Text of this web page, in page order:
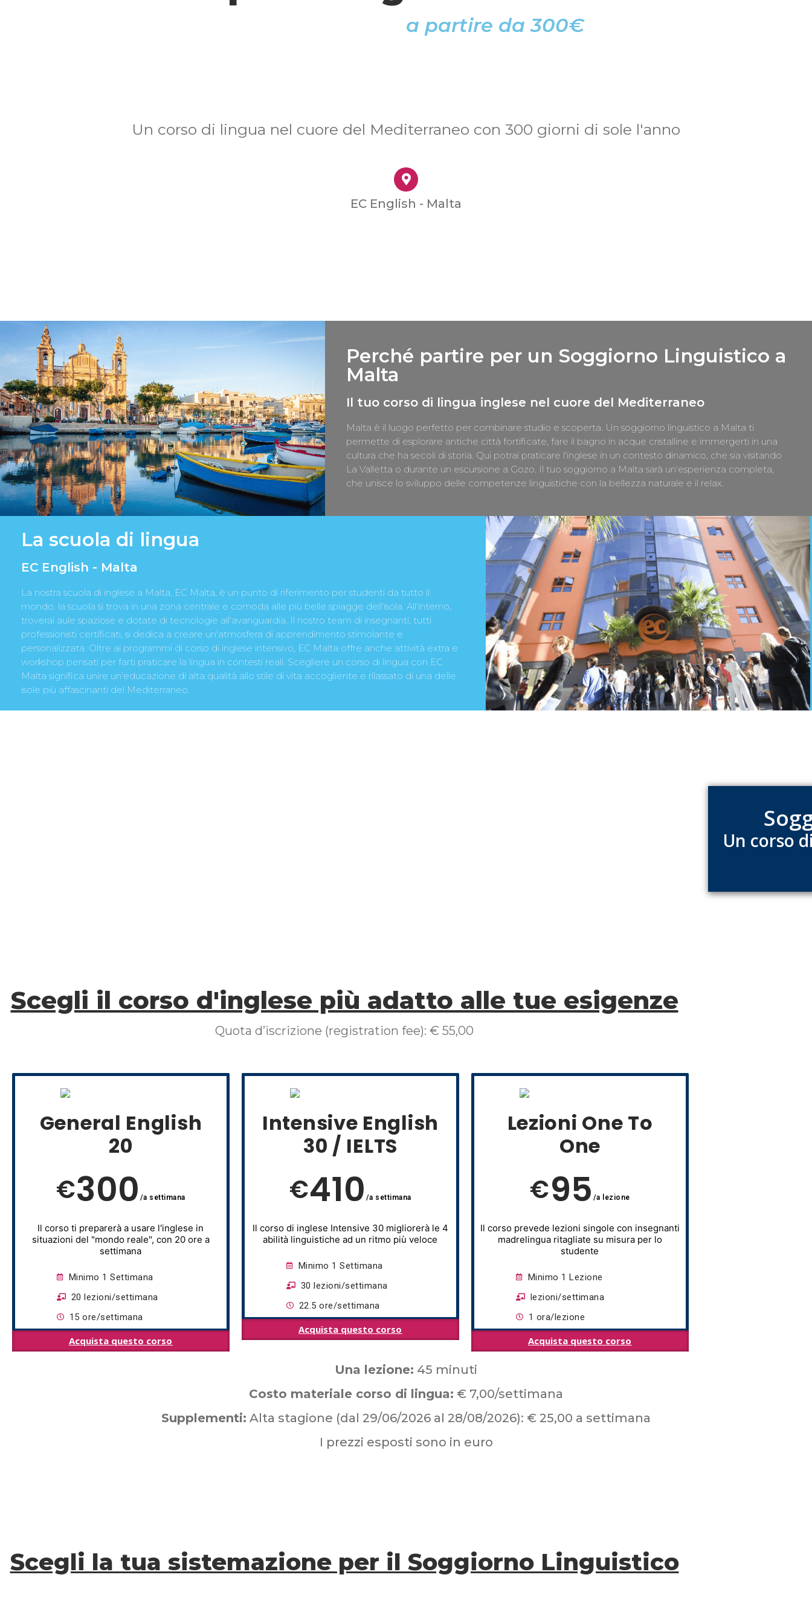
a partire da 300€
Un corso di lingua nel cuore del Mediterraneo con 300 giorni di sole l'anno
EC English - Malta
Perché partire per un Soggiorno Linguistico a
Malta
Il tuo corso di lingua inglese nel cuore del Mediterraneo
Malta è il luogo perfetto per combinare studio e scoperta. Un soggiorno linguistico a Malta ti
permette di esplorare antiche città fortificate, fare il bagno in acque cristalline e immergerti in una
cultura che ha secoli di storia. Qui potrai praticare l'inglese in un contesto dinamico, che sia visitando
La Valletta o durante un escursione a Gozo. Il tuo soggiorno a Malta sarà un'esperienza completa,
che unisce lo sviluppo delle competenze linguistiche con la bellezza naturale e il relax.
La scuola di lingua
EC English - Malta
La nostra scuola di inglese a Malta, EC Malta, è un punto di riferimento per studenti da tutto il
mondo. la scuola si trova in una zona centrale e comoda alle più belle spiagge dell'isola. All'interno,
troverai aule spaziose e dotate di tecnologie all'avanguardia. Il nostro team di insegnanti, tutti
professionisti certificati, si dedica a creare un'atmosfera di apprendimento stimolante e
personalizzata. Oltre ai programmi di corso di inglese intensivo, EC Malta offre anche attività extra e
workshop pensati per farti praticare la lingua in contesti reali. Scegliere un corso di lingua con EC
Malta significa unire un'educazione di alta qualità allo stile di vita accogliente e rilassato di una delle
isole più affascinanti del Mediterraneo.
Un corso
Scegli il corso d'inglese più adatto alle tue esigenze
Quota d’iscrizione (registration fee): € 55,00
General English
20
€300 /a settimana
Il corso ti preparerà a usare l'inglese in
situazioni del "mondo reale", con 20 ore a
settimana
Minimo 1 Settimana
20 lezioni/settimana
15 ore/settimana
Acquista questo corso
Intensive English
30 / IELTS
€410 /a settimana
Il corso di inglese Intensive 30 migliorerà le 4
abilità linguistiche ad un ritmo più veloce
Minimo 1 Settimana
30 lezioni/settimana
22.5 ore/settimana
Acquista questo corso
Lezioni One To
One
€95 /a lezione
Il corso prevede lezioni singole con insegnanti
madrelingua ritagliate su misura per lo
studente
Minimo 1 Lezione
lezioni/settimana
1 ora/lezione
Acquista questo corso
Una lezione: 45 minuti
Costo materiale corso di lingua: € 7,00/settimana
Supplementi: Alta stagione (dal 29/06/2026 al 28/08/2026): € 25,00 a settimana
I prezzi esposti sono in euro
Scegli la tua sistemazione per il Soggiorno Linguistico